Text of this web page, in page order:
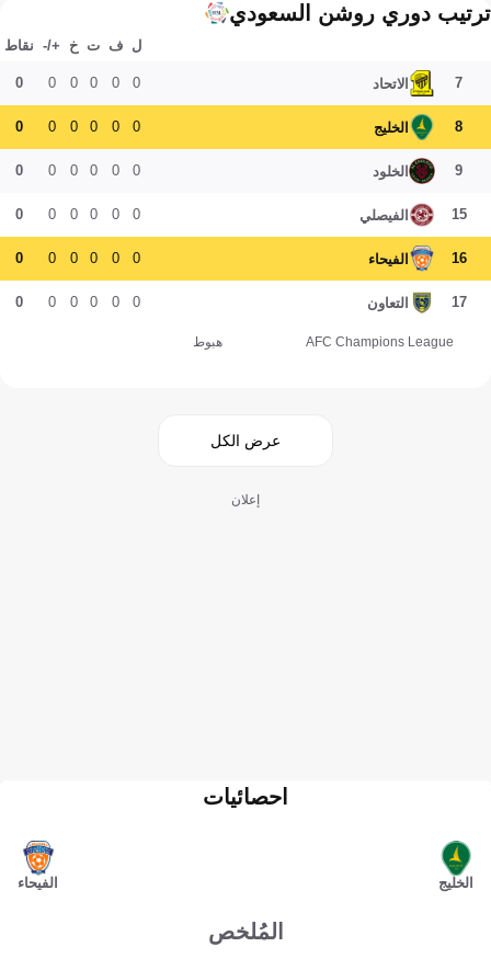
ترتيب دوري روشن السعودي
ل ف ت خ +/- نقاط
7 الاتحاد 0
0
0
0
0
0
8 الخليج 0
0
0
0
0
0
9 الخلود 0
0
0
0
0
0
15 الفيصلي 0
0
0
0
0
0
16 الفيحاء 0
0
0
0
0
0
17 التعاون 0
0
0
0
0
0
AFC Champions League هبوط
عرض الكل
إعلان
الخليج
احصائيات
الفيحاء
المُلخص